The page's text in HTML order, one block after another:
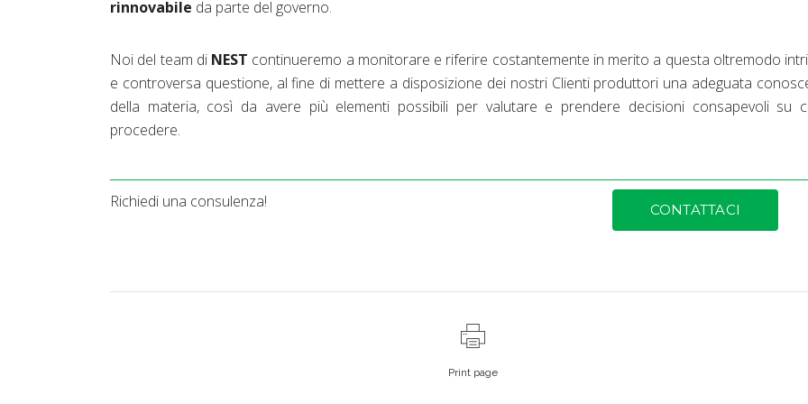
rinnovabile da parte del governo.
Noi del team di NEST continueremo a monitorare e riferire costantemente in merito a questa oltremodo
e controversa questione, al fine di mettere a disposizione dei nostri Clienti produttori una adeguata
della materia, così da avere più elementi possibili per valutare e prendere decisioni consapevoli su
procedere.
Richiedi una consulenza! CONTATTACI
Print page